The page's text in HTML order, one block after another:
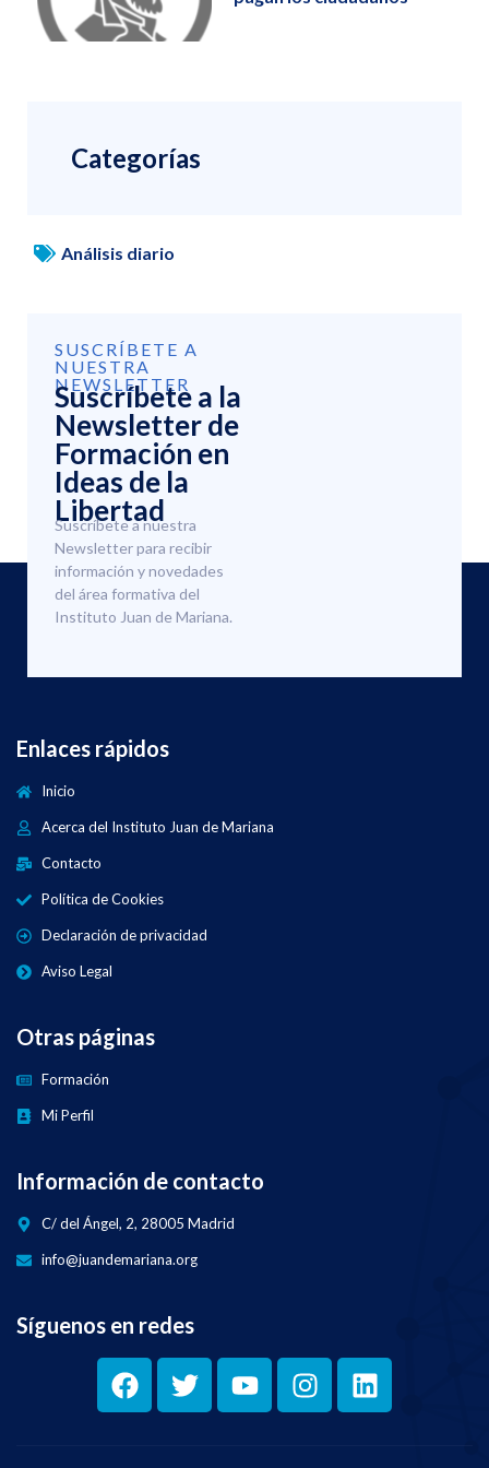
Categorías
Análisis diario
SUSCRÍBETE A
NUESTRA
NEWSLETTER
Suscríbete a la
Newsletter de
Formación en
Ideas de la
Libertad
Suscríbete a nuestra
Newsletter para recibir
información y novedades
del área formativa del
Instituto Juan de Mariana.
Enlaces rápidos
Inicio
Acerca del Instituto Juan de Mariana
Contacto
Política de Cookies
Declaración de privacidad
Aviso Legal
Otras páginas
Formación
Mi Perfil
Información de contacto
C/ del Ángel, 2, 28005 Madrid
info@juandemariana.org
Síguenos en redes